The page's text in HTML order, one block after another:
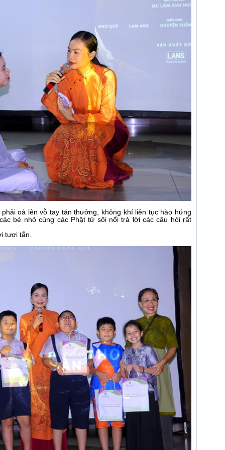
oà lên vỗ tay tán thưởng, không khí liên tục hào hứng
bé nhỏ cùng các Phật tử sôi nổi trả lời các câu hỏi rất
tươi tắn.